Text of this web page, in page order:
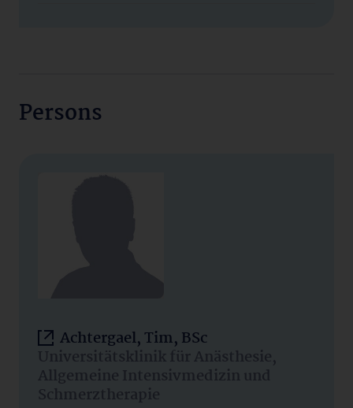
Persons
Achtergael, Tim, BSc
Universitätsklinik für Anästhesie,
Allgemeine Intensivmedizin und
Schmerztherapie